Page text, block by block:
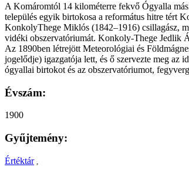
A Komáromtól 14 kilométerre fekvő Ógyalla
település egyik birtokosa a református hitre tért
KonkolyThege Miklós (1842–1916) csillagász,
vidéki obszervatóriumát. Konkoly-Thege Jedlik
Az 1890ben létrejött Meteorológiai és
jogelődje) igazgatója lett, és ő szervezte meg az
ógyallai birtokot és az obszervatóriumot,
Évszám:
1900
Gyűjtemény:
Értéktár